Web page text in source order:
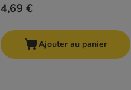
4,69 €
Ajouter au panier